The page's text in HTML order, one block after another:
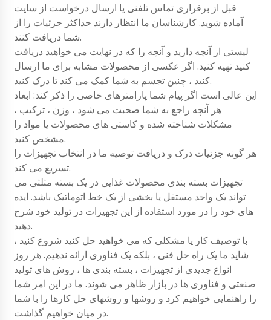
قبل از برقراری تماس تلفنی یا ارسال درخواست از سایت
آماده شوید. کارشناسان ما انتظار دارند حداکثر جزئیات را از
شما دریافت کنند.
لیستی از آنچه دارید و آنچه را که در نهایت می خواهید دریافت
کنید تهیه کنید. اگر عکسی از محصولات مشابه برای ما ارسال
کنید ، چنین تجسم به شما کمک می کند تا درک کنید.
این عالی است اگر پیام شما پارامترهای خاصی را ذکر کند: ابعاد
هر آنچه راجع به شما صحبت می شود ، وزن ، ترکیب ،
مشکلات شناخته شده و کاستی های محصولات یا مواد را
مشخص کنید.
هر گونه جزئیات درک و دریافت توصیه ما در انتخاب تجهیزات را
تسریع می کند.
تجهیزات بسته بندی محصولات غذایی در یک بسته مثلثی می
تواند یک واحد مستقل یا بخشی از یک خط اتوماتیک باشد. ایده
های خود را در مورد استفاده از این تجهیزات در تولید خود شرح
دهید.
با توصیف کار یا مشکلی که می خواهید حل کنید شروع کنید ،
شاید ما یک راه حل فنی ، بلکه یک فناوری ارائه ندهیم. هر روز
انواع جدیدی از تجهیزات ، بسته بندی ها ، روش های تولید
صنعتی و فناوری ها در بازار ظاهر می شوند. ما در این امر شما
را راهنمایی خواهیم کرد و روشها و روشهای حل کارها را با شما
در میان خواهیم گذاشت.